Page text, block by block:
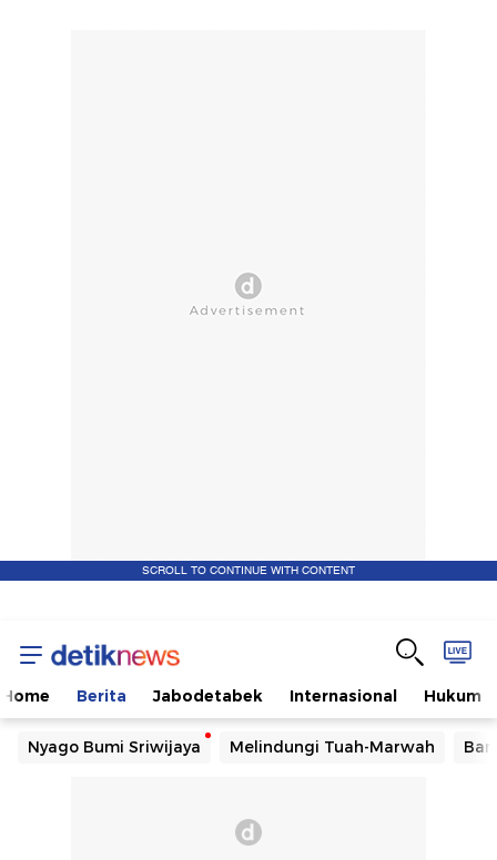
SCROLL TO CONTINUE WITH CONTENT
Home Berita Jabodetabek Internasional Hukum
Nyago Bumi Sriwijaya Melindungi Tuah-Marwah